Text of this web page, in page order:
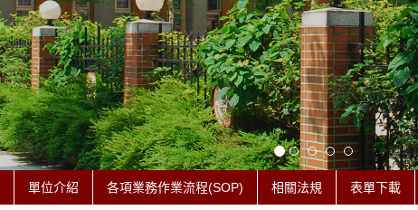
單位介紹 各項業務作業流程(SOP) 相關法規 表單下載